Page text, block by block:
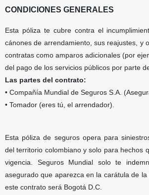
CONDICIONES GENERALES
Esta póliza te cubre contra el
cánones de arrendamiento, sus reajustes, y
contratas como amparos adicionales (por
del pago de los servicios públicos por parte
Las partes del contrato:
• Compañía Mundial de Seguros S.A.
• Tomador (eres tú, el arrendador).
Esta póliza de seguros opera para
del territorio colombiano y solo para hechos
vigencia. Seguros Mundial solo te
asegurado que aparezca en la carátula de
este contrato será Bogotá D.C.